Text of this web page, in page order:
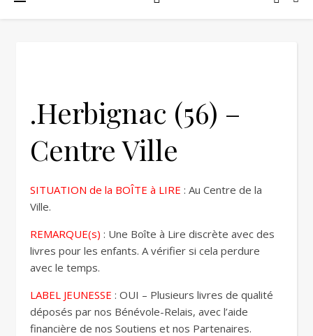
.Herbignac (56) –
Centre Ville
SITUATION de la BOÎTE à LIRE : Au Centre de la
Ville.
REMARQUE(s) : Une Boîte à Lire discrète avec des
livres pour les enfants. A vérifier si cela perdure
avec le temps.
LABEL JEUNESSE : OUI – Plusieurs livres de qualité
déposés par nos Bénévole-Relais, avec l’aide
financière de nos Soutiens et nos Partenaires.